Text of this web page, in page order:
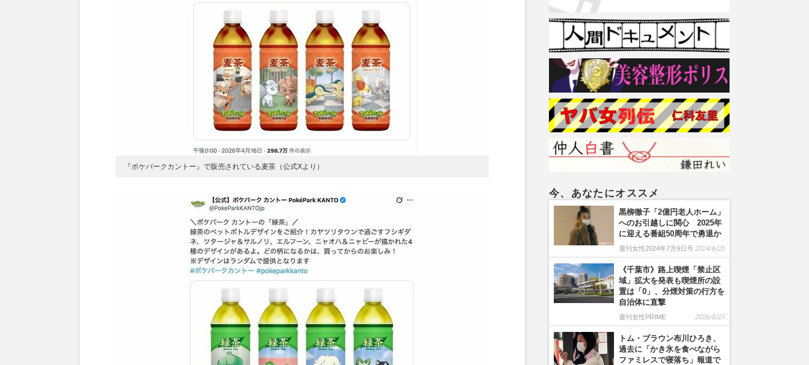
『ポケパークカントー』で販売されている麦茶（公式Xより）
今、あなたにオススメ
黒柳徹子「2億円老人ホーム」
へのお引越しに関心 2025年
に迎える番組50周年で勇退か
週刊女性2024年7月9日号 2024/6/25
《千葉市》路上喫煙「禁止区
域」拡大を発表も喫煙所の設
置は「0」、分煙対策の行方を
自治体に直撃
週刊女性PRIME 2026/5/27
トム・ブラウン布川ひろき、
過去に「かき氷を食べながら
ファミレスで寝落ち」報道で